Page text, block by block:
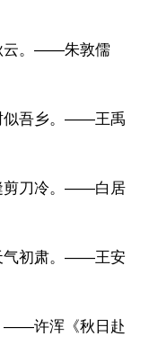
云。——朱敦儒
似吾乡。——王禹
剪刀冷。——白居
气初肃。——王安
——许浑《秋日赴